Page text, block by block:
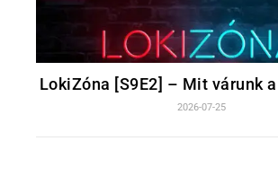
LokiZóna [S9E2] – Mit várunk
2026-07-25